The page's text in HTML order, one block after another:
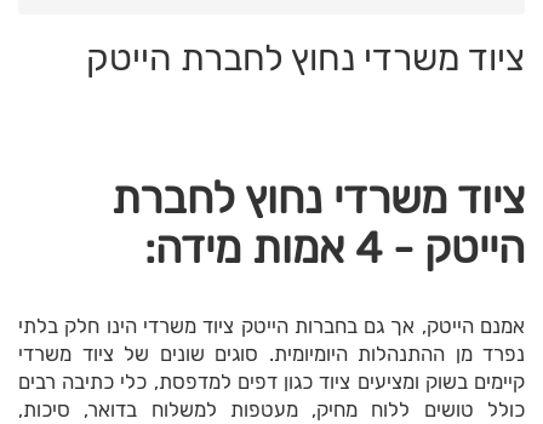
ציוד משרדי נחוץ לחברת הייטק
ציוד משרדי נחוץ לחברת
הייטק - 4 אמות מידה:
אמנם הייטק, אך גם בחברות הייטק ציוד משרדי הינו חלק בלתי
נפרד מן ההתנהלות היומיומית. סוגים שונים של ציוד משרדי
קיימים בשוק ומציעים ציוד כגון דפים למדפסת, כלי כתיבה רבים
כולל טושים ללוח מחיק, מעטפות למשלוח בדואר, סיכות,